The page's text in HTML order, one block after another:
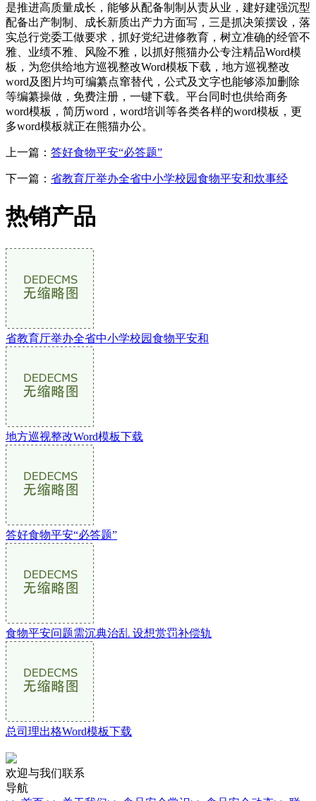
是推进高质量成长，能够从配备制制从责从业，建好建强沉型
配备出产制制、成长新质出产力方面写，三是抓决策摆设，落
实总行党委工做要求，抓好党纪进修教育，树立准确的经管不
雅、业绩不雅、风险不雅，以抓好熊猫办公专注精品Word模
板，为您供给地方巡视整改Word模板下载，地方巡视整改
word及图片均可编纂点窜替代，公式及文字也能够添加删除
等编纂操做，免费注册，一键下载。平台同时也供给商务
word模板，简历word，word培训等各类各样的word模板，更
多word模板就正在熊猫办公。
上一篇： 答好食物平安“必答题”
下一篇： 省教育厅举办全省中小学校园食物平安和炊事经
热销产品
省教育厅举办全省中小学校园食物平安和
地方巡视整改Word模板下载
答好食物平安“必答题”
食物平安问题需沉典治乱 设想赏罚补偿轨
总司理出格Word模板下载
欢迎与我们联系
导航